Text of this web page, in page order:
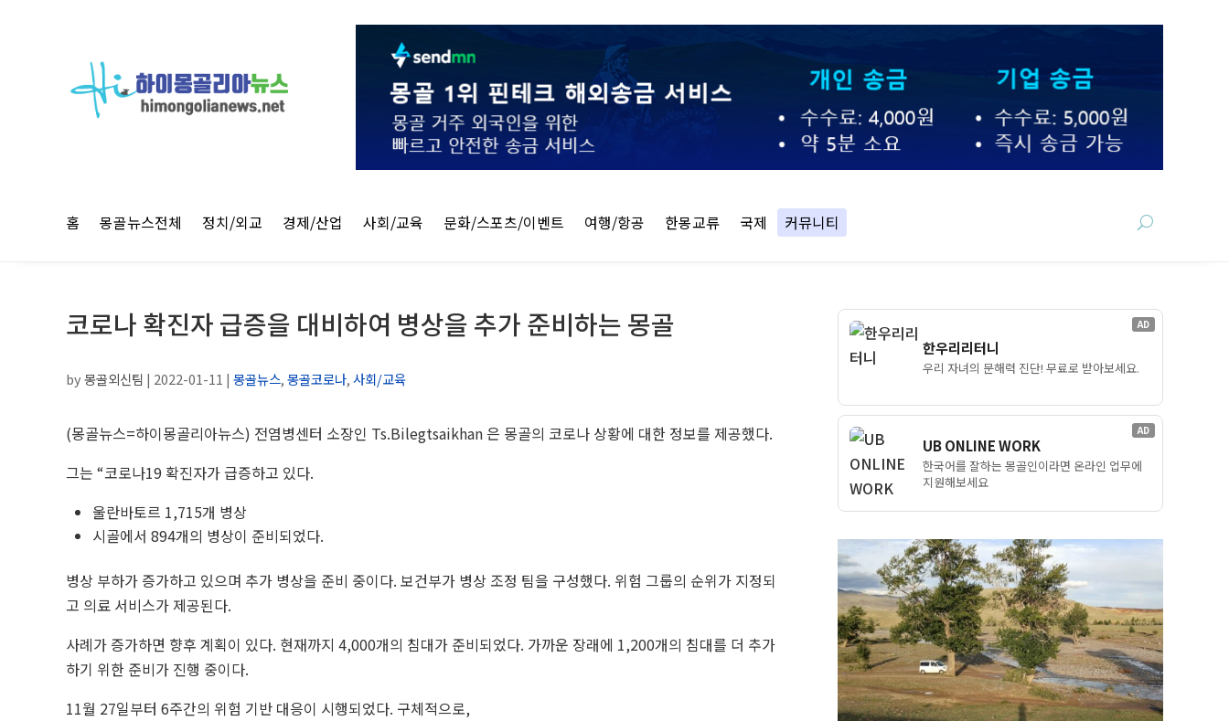
홈 몽골뉴스전체 정치/외교 경제/산업 사회/교육 문화/스포츠/이벤트 여행/항공 한몽교류 국제 커뮤니티
코로나 확진자 급증을 대비하여 병상을 추가 준비하는 몽골
by몽골외신팀 | 2022-01-11 | 몽골뉴스,몽골코로나,사회/교육
(몽골뉴스=하이몽골리아뉴스) 전염병센터 소장인 Ts.Bilegtsaikhan 은 몽골의 코로나 상황에 대한 정보를 제공했다.
그는 “코로나19 확진자가 급증하고 있다.
울란바토르 1,715개 병상
시골에서 894개의 병상이 준비되었다.
병상 부하가 증가하고 있으며 추가 병상을 준비 중이다. 보건부가 병상 조정 팀을 구성했다. 위험 그룹의 순위가 지정되
고 의료 서비스가 제공된다.
사례가 증가하면 향후 계획이 있다. 현재까지 4,000개의 침대가 준비되었다. 가까운 장래에 1,200개의 침대를 더 추가
하기 위한 준비가 진행 중이다.
11월 27일부터 6주간의 위험 기반 대응이 시행되었다. 구체적으로,
AD
한우리리터니
우리 자녀의 문해력 진단! 무료로 받아보세요.
AD
UB ONLINE WORK
한국어를 잘하는 몽골인이라면 온라인 업무에
지원해보세요